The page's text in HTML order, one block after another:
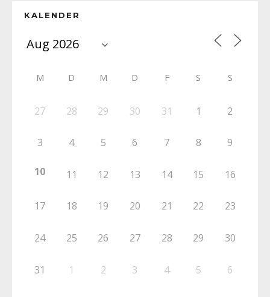
KALENDER
M D M D F S S
27 28 29 30 31 1 2
3 4 5 6 7 8 9
10 11 12 13 14 15 16
17 18 19 20 21 22 23
24 25 26 27 28 29 30
31 1 2 3 4 5 6